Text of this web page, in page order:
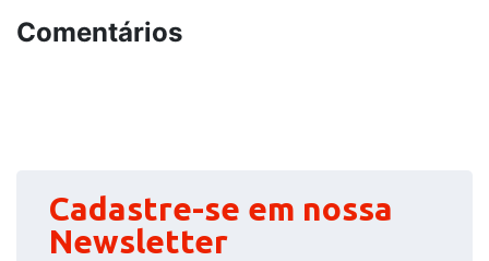
Comentários
Cadastre-se em nossa
Newsletter